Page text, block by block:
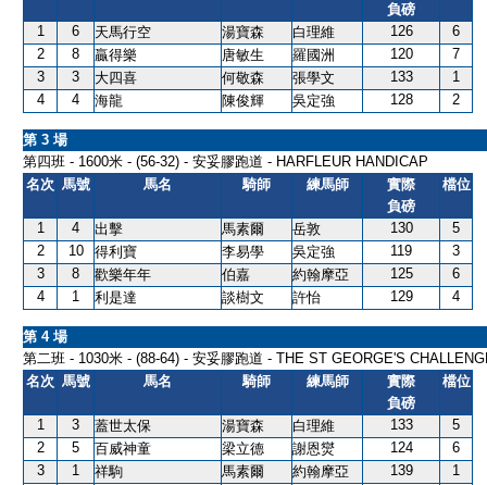
負磅
1 6 天馬行空 湯寶森 白理維 126
6
2
8 贏得樂 唐敏生 羅國洲 120
7
3
3 大四喜 何敬森 張學文 133
1
4
4 海龍 陳俊輝 吳定強 128 2
第 3 場
第四班 - 1600米 - (56-32) - 安妥膠跑道 - HARFLEUR HANDICAP
名次 馬號 馬名 騎師 練馬師
實際
負磅
檔位
1 4 出擊 馬素爾 岳敦 130
5
2
10 得利寶 李易學 吳定強 119
3
3
8 歡樂年年 伯嘉 約翰摩亞 125
6
4
1 利是達 談樹文 許怡 129 4
第 4 場
第二班 - 1030米 - (88-64) - 安妥膠跑道 - THE ST GEORGE'S
名次 馬號 馬名 騎師 練馬師
實際
負磅
檔位
1 3 蓋世太保 湯寶森 白理維 133
5
2
5 百威神童 梁立德 謝恩爕 124
6
3
1 祥駒 馬素爾 約翰摩亞 139
1